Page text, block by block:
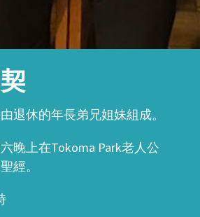
退休的年長弟兄姐妹組成。
晚上在Tokoma Park老人公
經。